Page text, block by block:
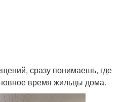
сразу понимаешь, где
время жильцы дома.